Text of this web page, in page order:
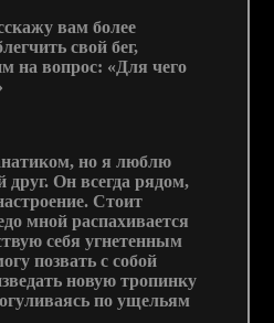
вам более
свой бег,
на вопрос: «Для чего
но я люблю
друг. Он всегда рядом,
Стоит
мной распахивается
себя угнетенным
позвать с собой
новую тропинку
по ущельям